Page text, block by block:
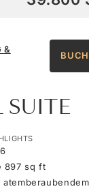
&
SUITE
897 sq ft